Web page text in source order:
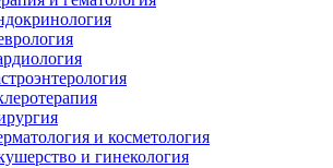
и косметология
и гинекология